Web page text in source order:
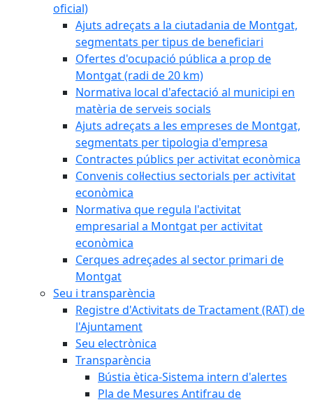
oficial)
Ajuts adreçats a la ciutadania de Montgat,
segmentats per tipus de beneficiari
Ofertes d'ocupació pública a prop de
Montgat (radi de 20 km)
Normativa local d'afectació al municipi en
matèria de serveis socials
Ajuts adreçats a les empreses de Montgat,
segmentats per tipologia d'empresa
Contractes públics per activitat econòmica
Convenis col·lectius sectorials per activitat
econòmica
Normativa que regula l'activitat
empresarial a Montgat per activitat
econòmica
Cerques adreçades al sector primari de
Montgat
Seu i transparència
Registre d'Activitats de Tractament (RAT) de
l'Ajuntament
Seu electrònica
Transparència
Bústia ètica-Sistema intern d'alertes
Pla de Mesures Antifrau de